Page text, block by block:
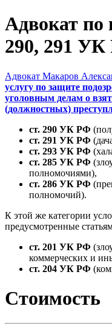
Адвокат по
290, 291
Адвокат Макаров
услугу по защите
уголовным делам о
(должностных)
ст. 290 УК РФ
ст. 291 УК РФ
ст. 293 УК РФ
ст. 285 УК РФ
полномочиями),
ст. 286 УК РФ
полномочий).
К этой же категории
предусмотренные
ст. 201 УК РФ
коммерческих и
ст. 204 УК РФ
Стоимость